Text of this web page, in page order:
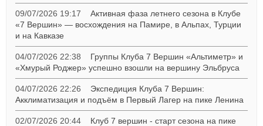
09/07/2026 19:17
Активная фаза летнего сезона в Клубе
«7 Вершин» — восхождения на Памире, в Альпах, Турции
и на Кавказе
04/07/2026 22:38
Группы Клуба 7 Вершин «Альтиметр» и
«Хмурый Роджер» успешно взошли на вершину Эльбруса
04/07/2026 22:26
Экспедиция Клуба 7 Вершин:
Акклиматизация и подъём в Первый Лагер на пике Ленина
02/07/2026 20:44
Клуб 7 вершин - старт сезона на пике